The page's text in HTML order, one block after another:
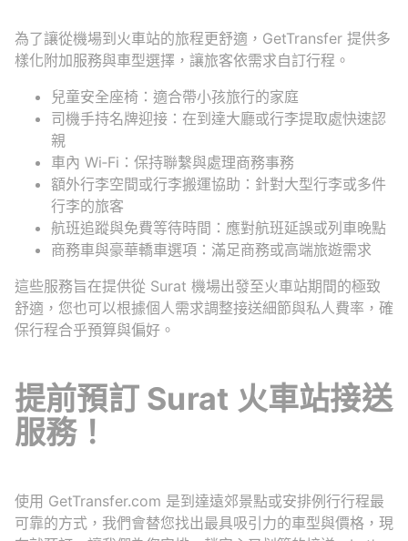
為了讓從機場到火車站的旅程更舒適，GetTransfer 提供多
樣化附加服務與車型選擇，讓旅客依需求自訂行程。
兒童安全座椅：適合帶小孩旅行的家庭
司機手持名牌迎接：在到達大廳或行李提取處快速認
親
車內 Wi‑Fi：保持聯繫與處理商務事務
額外行李空間或行李搬運協助：針對大型行李或多件
行李的旅客
航班追蹤與免費等待時間：應對航班延誤或列車晚點
商務車與豪華轎車選項：滿足商務或高端旅遊需求
這些服務旨在提供從 Surat 機場出發至火車站期間的極致
舒適，您也可以根據個人需求調整接送細節與私人費率，確
保行程合乎預算與偏好。
提前預訂 Surat 火車站接送
服務！
使用 GetTransfer.com 是到達遠郊景點或安排例行行程最
可靠的方式，我們會替您找出最具吸引力的車型與價格，現